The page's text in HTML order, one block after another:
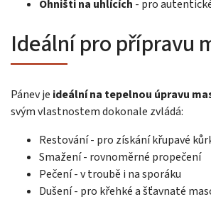
Ohništi na uhlících - pro
Ideální pro přípravu
Pánev je ideální na tepelnou úpravu
svým vlastnostem dokonale zvládá:
Restování - pro získání křupavé
Smažení - rovnoměrné propečení
Pečení - v troubě i na sporáku
Dušení - pro křehké a šťavnaté